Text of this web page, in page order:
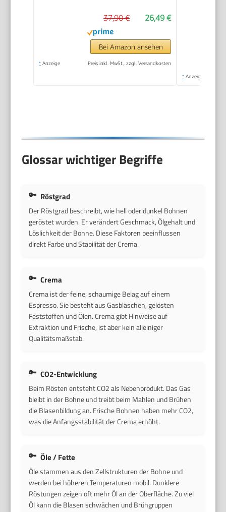
26,49 €
37,90 €
Bei Amazon ansehen
* Anzeige Preis inkl. MwSt., zzgl. Versandkosten
* Anzeige
Glossar wichtiger Begriffe
Röstgrad
Der Röstgrad beschreibt, wie hell oder dunkel Bohnen
geröstet wurden. Er verändert Geschmack, Ölgehalt und
Löslichkeit der Bohne. Diese Faktoren beeinflussen
direkt Farbe und Stabilität der Crema.
Crema
Crema ist der feine, schaumige Belag auf einem
Espresso. Sie besteht aus Gasbläschen, gelösten
Feststoffen und Ölen. Crema gibt Hinweise auf
Extraktion und Frische, ist aber kein alleiniger
Qualitätsmaßstab.
CO2-Entwicklung
Beim Rösten entsteht CO2 als Nebenprodukt. Das Gas
bleibt in der Bohne und treibt beim Mahlen und Brühen
die Blasenbildung an. Frische Bohnen haben mehr CO2,
was die Anfangsstabilität der Crema erhöht.
Öle / Fette
Öle stammen aus den Zellstrukturen der Bohne und
werden bei höheren Temperaturen mobil. Dunklere
Röstungen zeigen oft mehr Öl an der Oberfläche. Zu viel
Öl kann die Blasen schwächen und Brühgruppen